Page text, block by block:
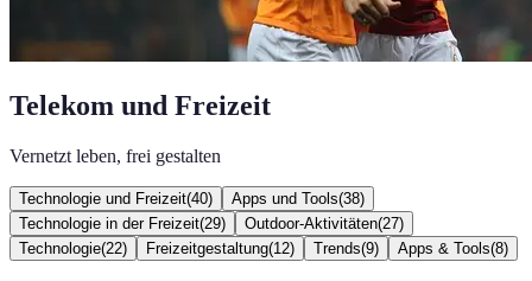
Telekom und Freizeit
Vernetzt leben, frei gestalten
Technologie und Freizeit(40) Apps und Tools(38)
Technologie in der Freizeit(29) Outdoor-Aktivitäten(27)
Technologie(22) Freizeitgestaltung(12) Trends(9) Apps & Tools(8)